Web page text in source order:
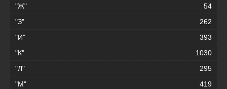
"Ж"
54
"З"
262
"И"
393
"К"
1030
"Л"
295
"М"
419